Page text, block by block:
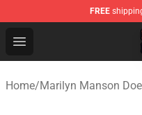
FREE
Open menu
Marilyn Manson
Home/Marilyn Manson